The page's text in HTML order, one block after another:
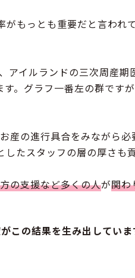
もっとも重要だと言われ
イルランドの三次周産
。グラフ一番左の群です
産の進行具合をみながら
たスタッフの層の厚さも貢
の支援など多くの人が関わ
この結果を生み出していま